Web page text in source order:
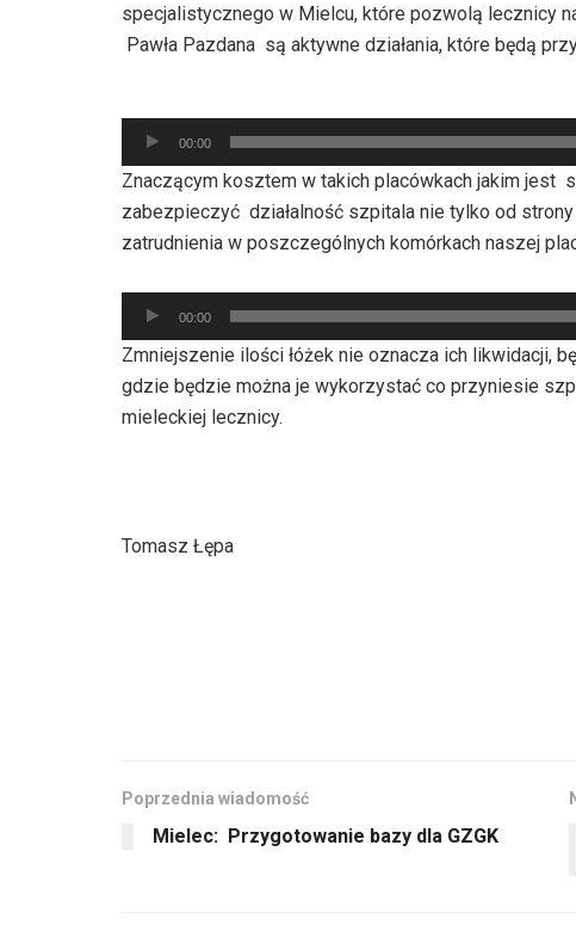
specjalistycznego w Mielcu, które pozwolą lecznicy
Pawła Pazdana są aktywne działania, które będą
Odtwarzacz
plików
dźwiękowych
00:00
Znaczącym kosztem w takich placówkach jakim jest
zabezpieczyć działalność szpitala nie tylko od
zatrudnienia w poszczególnych komórkach naszej
Odtwarzacz
plików
dźwiękowych
00:00
Zmniejszenie ilości łóżek nie oznacza ich likwidacji,
gdzie będzie można je wykorzystać co przyniesie
mieleckiej lecznicy.
Tomasz Łępa
Poprzednia wiadomość
Mielec: Przygotowanie bazy dla GZGK